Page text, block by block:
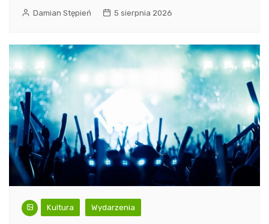
Damian Stępień 5 sierpnia 2026
Kultura Wydarzenia